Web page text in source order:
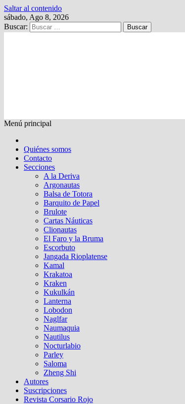
Saltar al contenido
sábado, Ago 8, 2026
Buscar:
Menú principal
Quiénes somos
Contacto
Secciones
A la Deriva
Argonautas
Balsa de Totora
Barquito de Papel
Brulote
Cartas Náuticas
Clionautas
El Faro y la Bruma
Escorbuto
Jangada Rioplatense
Kamal
Krakatoa
Kraken
Kukulkán
Lanterna
Lobodon
Naglfar
Naumaquia
Nautilus
Nocturlabio
Parley
Saloma
Zheng Shi
Autores
Suscripciones
Revista Corsario Rojo